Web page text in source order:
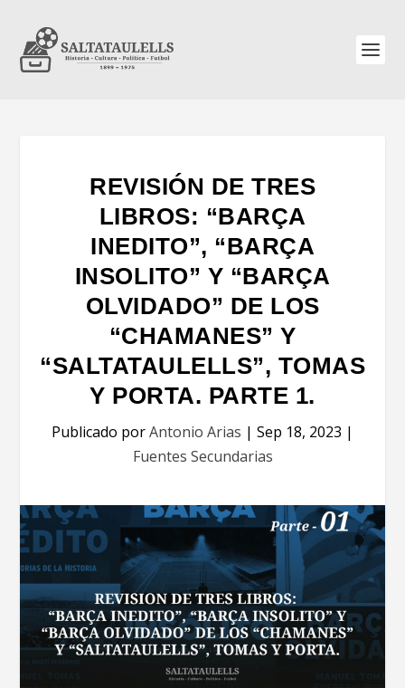
REVISIÓN DE TRES
LIBROS: “BARÇA
INEDITO”, “BARÇA
INSOLITO” Y “BARÇA
OLVIDADO” DE LOS
“CHAMANES” Y
“SALTATAULELLS”, TOMAS
Y PORTA. PARTE 1.
Publicado porAntonio Arias | Sep 18, 2023 |
Fuentes Secundarias